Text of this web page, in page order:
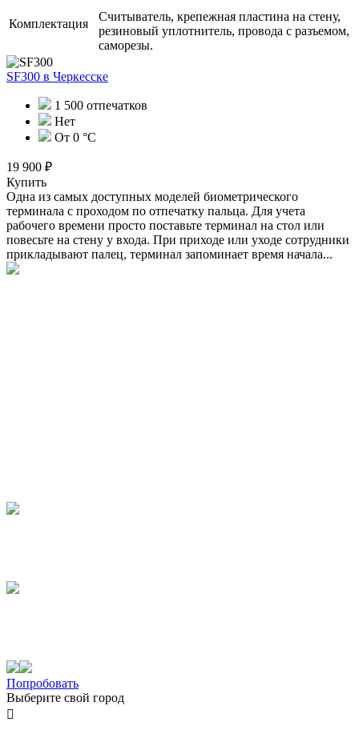
Комплектация
Считыватель, крепежная пластина на стену,
резиновый уплотнитель, провода с разъемом,
саморезы.
SF300 в Черкесске
1 500 отпечатков
Нет
От 0 °C
19 900 ₽
Купить
Одна из самых доступных моделей биометрического
терминала с проходом по отпечатку пальца. Для учета
рабочего времени просто поставьте терминал на стол или
повесьте на стену у входа. При приходе или уходе сотрудники
прикладывают палец, терминал запоминает время начала...
Попробовать
Выберите свой город
